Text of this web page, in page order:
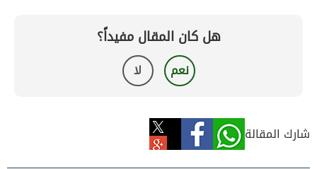
هل كان المقال مفيداً؟
نعم لا
شارك المقالة